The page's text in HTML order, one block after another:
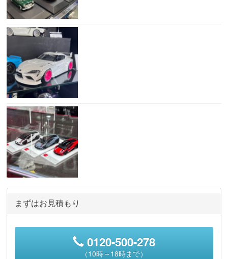
まずはお見積もり
0120-500-278
（10時～18時まで）